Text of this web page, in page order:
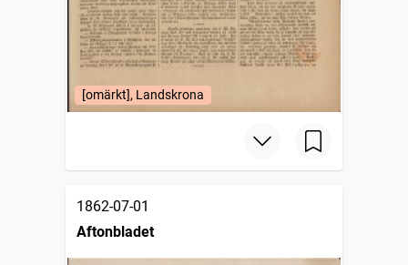
[omärkt], Landskrona
1862-07-01
Aftonbladet